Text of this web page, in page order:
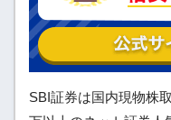
SBI証券は国内現物株